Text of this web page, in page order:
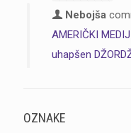
Nebojša
AMERIČKI
uhapšen
OZNAKE